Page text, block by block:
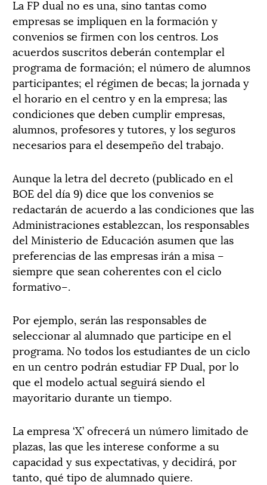
La FP dual no es una, sino tantas como
empresas se impliquen en la formación y
convenios se firmen con los centros. Los
acuerdos suscritos deberán contemplar el
programa de formación; el número de alumnos
participantes; el régimen de becas; la jornada y
el horario en el centro y en la empresa; las
condiciones que deben cumplir empresas,
alumnos, profesores y tutores, y los seguros
necesarios para el desempeño del trabajo.
Aunque la letra del decreto (publicado en el
BOE del día 9) dice que los convenios se
redactarán de acuerdo a las condiciones que las
Administraciones establezcan, los responsables
del Ministerio de Educación asumen que las
preferencias de las empresas irán a misa –
siempre que sean coherentes con el ciclo
formativo–.
Por ejemplo, serán las responsables de
seleccionar al alumnado que participe en el
programa. No todos los estudiantes de un ciclo
en un centro podrán estudiar FP Dual, por lo
que el modelo actual seguirá siendo el
mayoritario durante un tiempo.
La empresa ‘X’ ofrecerá un número limitado de
plazas, las que les interese conforme a su
capacidad y sus expectativas, y decidirá, por
tanto, qué tipo de alumnado quiere.